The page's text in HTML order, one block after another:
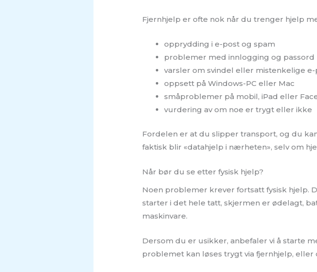
Fjernhjelp er ofte nok når du trenger hjelp
opprydding i e-post og spam
problemer med innlogging og passord
varsler om svindel eller mistenkelige
oppsett på Windows-PC eller Mac
småproblemer på mobil, iPad eller
vurdering av om noe er trygt eller ikke
Fordelen er at du slipper transport, og du
faktisk blir «datahjelp i nærheten», selv om
Når bør du se etter fysisk hjelp?
Noen problemer krever fortsatt fysisk hjelp.
starter i det hele tatt, skjermen er ødelagt,
maskinvare.
Dersom du er usikker, anbefaler vi å starte
problemet kan løses trygt via fjernhjelp,